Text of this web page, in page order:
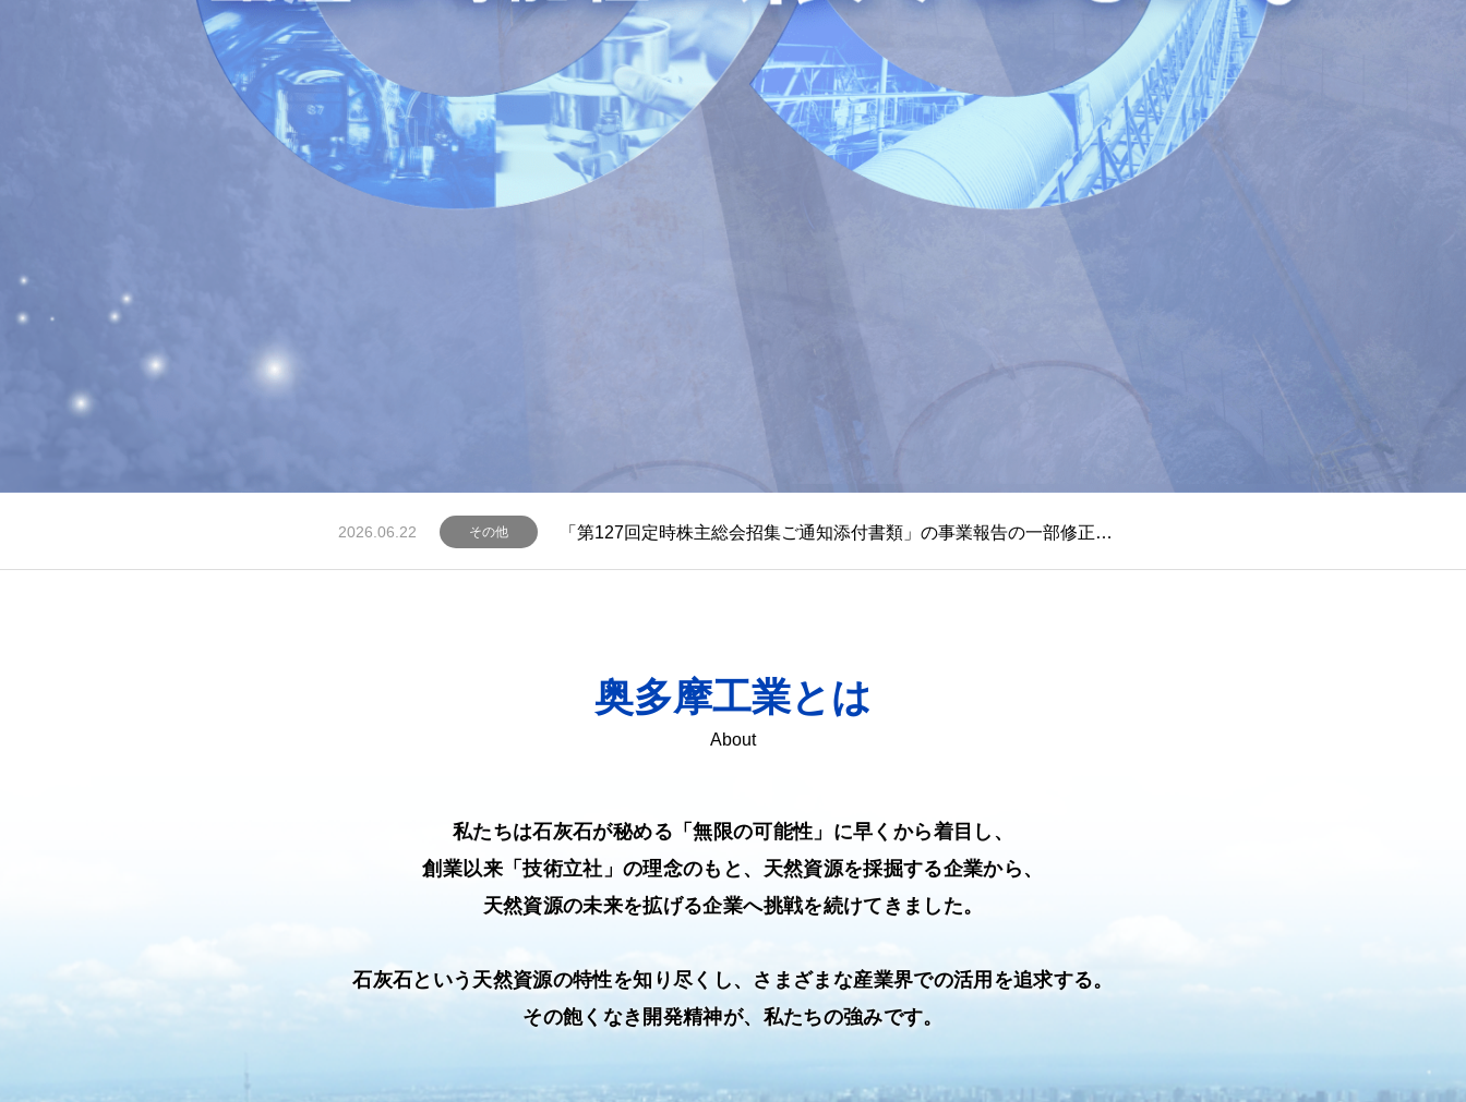
2025.09.19 新着情報 【企業紹介ムービー2025】を公開しました
奥多摩工業とは
About
私たちは石灰石が秘める「無限の可能性」に早くから着目し、
創業以来「技術立社」の理念のもと、天然資源を採掘する企業から、
天然資源の未来を拡げる企業へ挑戦を続けてきました。
石灰石という天然資源の特性を知り尽くし、さまざまな産業界での活用を追求する。
その飽くなき開発精神が、私たちの強みです。